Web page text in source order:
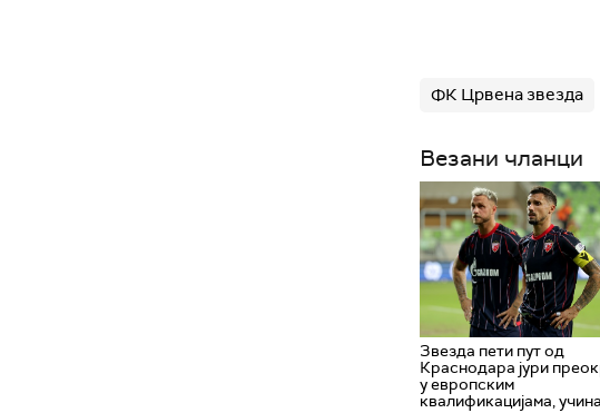
ФК Црвена звезда
Везани чланци
Звезда пети пут од
Краснодара јури
у европским
квалификацијама,